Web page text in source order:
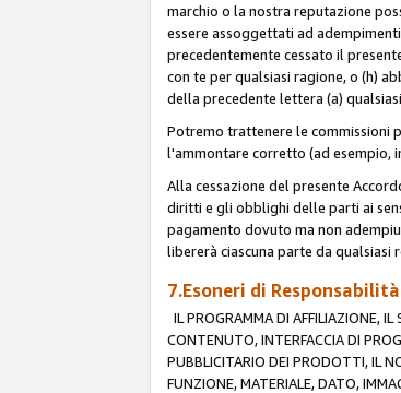
marchio o la nostra reputazione
essere assoggettati ad
precedentemente cessato il
con te per qualsiasi ragione, o (h)
della precedente lettera (a)
Potremo trattenere le commissioni
l'ammontare corretto (ad esempio,
Alla cessazione del presente
diritti e gli obblighi delle parti ai
pagamento dovuto ma non
libererà ciascuna parte da
7.Esoneri di Responsabilità
IL PROGRAMMA DI AFFILIAZIONE,
CONTENUTO, INTERFACCIA DI
PUBBLICITARIO DEI PRODOTTI, IL
FUNZIONE, MATERIALE, DATO,